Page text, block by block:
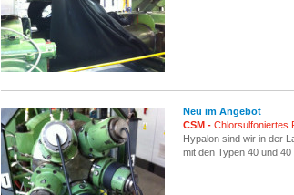
Neu im Angebot
CSM - Chlorsulfoniertes
Hypalon sind wir in der
mit den Typen 40 und 40